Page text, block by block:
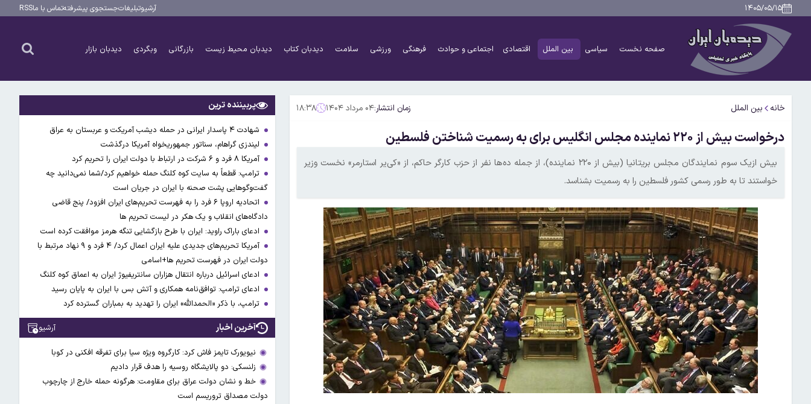
۱۴۰۵/۰۵/۱۵ آرشیوتبلیغاتجستجوی پیشرفتهتماس با ماRSS
صفحه نخست سیاسی بین الملل اقتصادی اجتماعی و حوادث فرهنگی ورزشی سلامت دیدبان کتاب دیدبان محیط زیست بازرگانی وبگردی دیدبان بازار
خانه بین الملل زمان انتشار:۰۴ مرداد ۱۴۰۴ ۱۸:۳۸
درخواست بیش از ۲۲۰ نماینده مجلس انگلیس برای به رسمیت شناختن فلسطین
بیش ازیک سوم نمایندگان مجلس بریتانیا (بیش از ۲۲۰ نماینده)، از جمله ده‌ها نفر از حزب کارگر حاکم، از «کی‌یر استارمر» نخست وزیر
خواستند تا به طور رسمی کشور فلسطین را به رسمیت بشناسد.
پربیننده ترین
شهادت ۴ پاسدار ایرانی در حمله دیشب آمریکت و عربستان به عراق
لیندزی گراهام، سناتور جمهوریخواه آمریکا درگذشت
آمریکا ۸ فرد و ۶ شرکت در ارتباط با دولت ایران را تحریم کرد
ترامپ: قطعاً به سایت کوه کلنگ حمله خواهیم کرد/شما نمی‌دانید چه
گفت‌وگوهایی پشت صحنه با ایران در جریان است
اتحادیه اروپا ۶ فرد را به فهرست تحریم‌های ایران افزود/ پنج قاضی
دادگاه‌های انقلاب و یک هکر در لیست تحریم ها
ادعای باراک راوید: ایران با طرح بازگشایی تنگه هرمز موافقت کرده است
آمریکا تحریم‌های جدیدی علیه ایران اعمال کرد/ ۴ فرد و ۹ نهاد مرتبط با
دولت ایران در فهرست تحریم ها+اسامی
ادعای اسرائیل درباره انتقال هزاران سانتریفیوژ ایران به اعماق کوه کلنگ
ادعای ترامپ: توافق‌نامه همکاری و آتش بس با ایران به پایان رسید
ترامپ، با ذکر «الحمدالله» ایران را تهدید به بمباران گسترده کرد
آخرین اخبار آرشیو
نیویورک تایمز فاش کرد: کارگروه ویژه سیا برای تفرقه افکنی در کوبا
زلنسکی: دو پالایشگاه روسیه را هدف قرار دادیم
خط و نشان دولت عراق برای مقاومت: هرگونه حمله خارج از چارچوب
دولت مصداق تروریسم است